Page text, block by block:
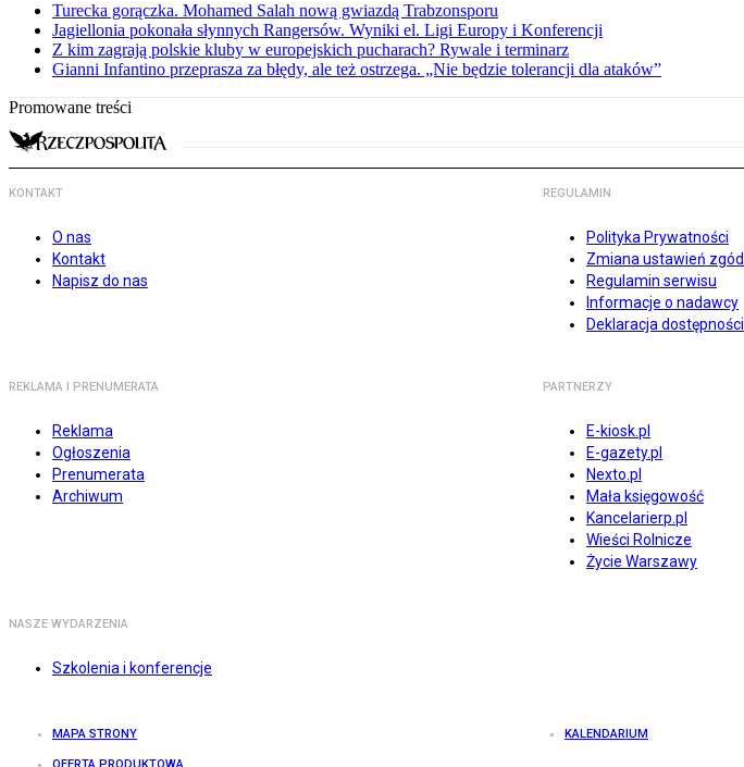
Turecka gorączka. Mohamed Salah nową gwiazdą Trabzonsporu
Jagiellonia pokonała słynnych Rangersów. Wyniki el. Ligi Europy i Konferencji
Z kim zagrają polskie kluby w europejskich pucharach? Rywale i terminarz
Gianni Infantino przeprasza za błędy, ale też ostrzega. „Nie będzie tolerancji dla ataków”
Promowane treści
KONTAKT
O nas
Kontakt
Napisz do nas
REGULAMIN
Polityka Prywatności
Zmiana ustawień zgód
Regulamin serwisu
Informacje o nadawcy
Deklaracja dostępności
REKLAMA I PRENUMERATA
Reklama
Ogłoszenia
Prenumerata
Archiwum
PARTNERZY
E-kiosk.pl
E-gazety.pl
Nexto.pl
Mała księgowość
Kancelarierp.pl
Wieści Rolnicze
Życie Warszawy
NASZE WYDARZENIA
Szkolenia i konferencje
MAPA STRONY KALENDARIUM